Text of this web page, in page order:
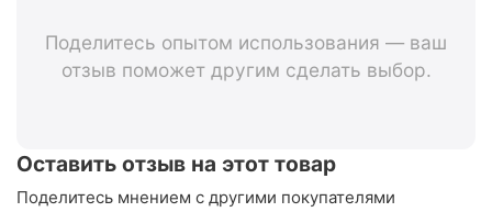
Поделитесь опытом использования — ваш
отзыв поможет другим сделать выбор.
Оставить отзыв на этот товар
Поделитесь мнением с другими покупателями